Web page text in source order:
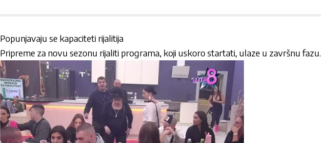
Popunjavaju se kapaciteti rijalitija
Pripreme za novu sezonu rijaliti programa, koji uskoro startati, ulaze u završnu fazu.